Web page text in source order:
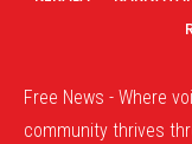
Free News - Where
community thrives